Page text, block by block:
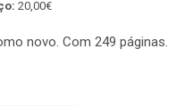
20,00€
novo. Com 249 páginas.